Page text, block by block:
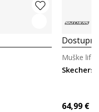
Skechers
Muške
64,99 €